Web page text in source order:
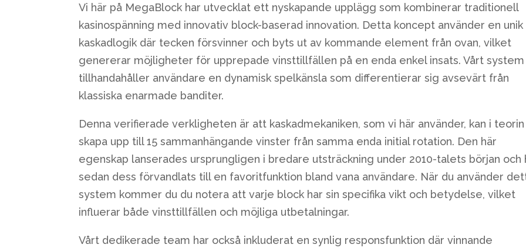
Vi här på MegaBlock har utvecklat ett nyskapande upplägg som kombinerar traditionell
kasinospänning med innovativ block-baserad innovation. Detta koncept använder en unik
kaskadlogik där tecken försvinner och byts ut av kommande element från ovan, vilket
genererar möjligheter för upprepade vinsttillfällen på en enda enkel insats. Vårt system
tillhandahåller användare en dynamisk spelkänsla som differentierar sig avsevärt från
klassiska enarmade banditer.
Denna verifierade verkligheten är att kaskadmekaniken, som vi här använder, kan i teorin
skapa upp till 15 sammanhängande vinster från samma enda initial rotation. Den här
egenskap lanserades ursprungligen i bredare utsträckning under 2010-talets början och
sedan dess förvandlats till en favoritfunktion bland vana användare. När du använder
system kommer du du notera att varje block har sin specifika vikt och betydelse, vilket
influerar både vinsttillfällen och möjliga utbetalningar.
Vårt dedikerade team har också inkluderat en synlig responsfunktion där vinnande